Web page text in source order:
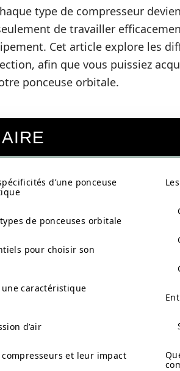
type de compresseur
de travailler
Cet article explore les
afin que vous puissiez
ponceuse orbitale.
d’une ponceuse
de ponceuses orbitale
pour choisir son
une caractéristique
d’air
compresseurs et leur impact